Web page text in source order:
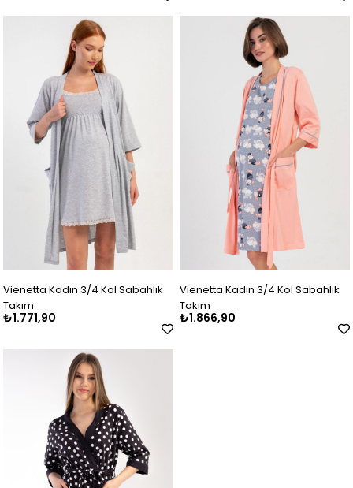
Vienetta Kadın 3/4 Kol Sabahlık
Takım
₺1.771,90
Vienetta Kadın 3/4 Kol Sabahlık
Takım
₺1.866,90